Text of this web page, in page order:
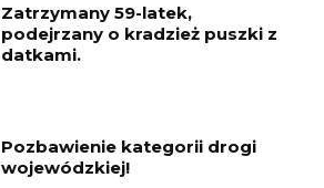
Zatrzymany 59-latek,
podejrzany o kradzież puszki z
datkami.
Pozbawienie kategorii drogi
wojewódzkiej!